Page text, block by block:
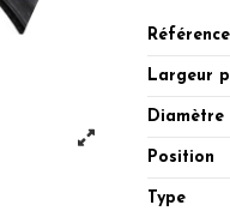
Largeur
Diamètre
Position
Type